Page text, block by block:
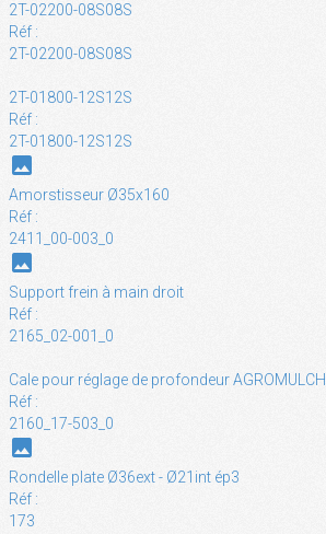
2T-02200-08S08S
Réf :
2T-02200-08S08S
2T-01800-12S12S
Réf :
2T-01800-12S12S
photo
Amorstisseur Ø35x160
Réf :
2411_00-003_0
photo
Support frein à main droit
Réf :
2165_02-001_0
Cale pour réglage de profondeur AGROMULCH
Réf :
2160_17-503_0
photo
Rondelle plate Ø36ext - Ø21int ép3
Réf :
173